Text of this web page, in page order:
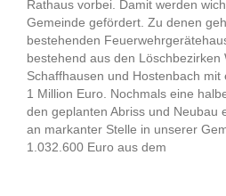
Rathaus vorbei. Damit werden
Gemeinde gefördert. Zu denen
bestehenden
bestehend aus den Löschbezirken
Schaffhausen und Hostenbach
1 Million Euro. Nochmals eine
den geplanten Abriss und Neubau
an markanter Stelle in unserer
1.032.600 Euro aus dem